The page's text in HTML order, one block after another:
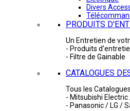
Divers
PRODUITS
Un Entretien de
- Produits
- Filtre de Gainable
CATALOGUES
Tous les
- Mitsubishi
- Panasonic / LG /